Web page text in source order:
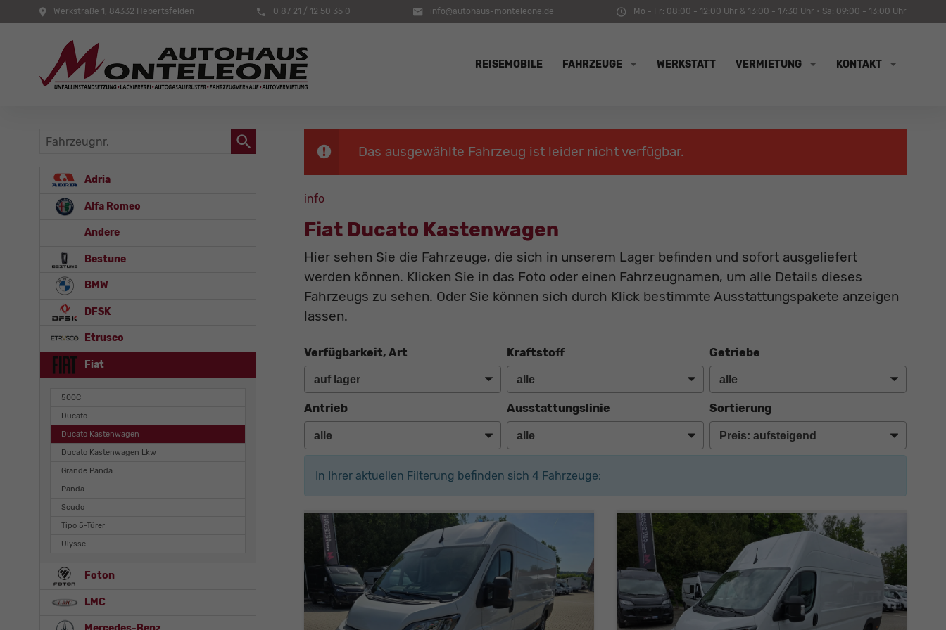
Werkstraße 1, 84332 Hebertsfelden 0 87 21 / 12 50 35 0 info@autohaus-monteleone.de Mo - Fr: 08:00 - 12:00 Uhr & 13:00 - 17:30 Uhr • Sa: 09:00 - 13:00 Uhr
REISEMOBILE FAHRZEUGE WERKSTATT VERMIETUNG KONTAKT
Das ausgewählte Fahrzeug ist leider nicht verfügbar.
info
Fiat Ducato Kastenwagen
Hier sehen Sie die Fahrzeuge, die sich in unserem Lager befinden und sofort ausgeliefert
werden können. Klicken Sie in das Foto oder einen Fahrzeugnamen, um alle Details dieses
Fahrzeugs zu sehen. Oder Sie können sich durch Klick bestimmte Ausstattungspakete anzeigen
lassen.
Verfügbarkeit, Art Kraftstoff Getriebe
Antrieb Ausstattungslinie Sortierung
In Ihrer aktuellen Filterung befinden sich 4 Fahrzeuge:
Fahrzeugnr.
Adria
Alfa Romeo
Andere
Bestune
BMW
DFSK
Etrusco
Fiat
500C
Ducato
Ducato Kastenwagen
Ducato Kastenwagen Lkw
Grande Panda
Panda
Scudo
Tipo 5-Türer
Ulysse
Foton
LMC